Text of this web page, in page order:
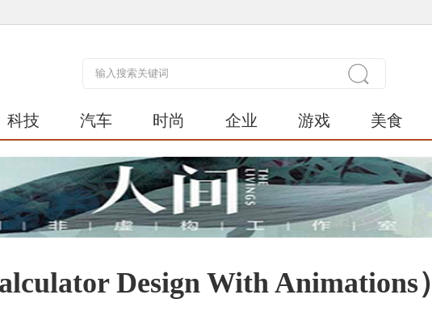
科技 汽车 时尚 企业 游戏 美食
Design With Animations）